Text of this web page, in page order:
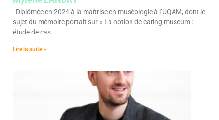
Diplômée en 2024 à la maîtrise en muséologie à l’UQAM, dont le
sujet du mémoire portait sur « La notion de caring museum :
étude de cas
Lire la suite »